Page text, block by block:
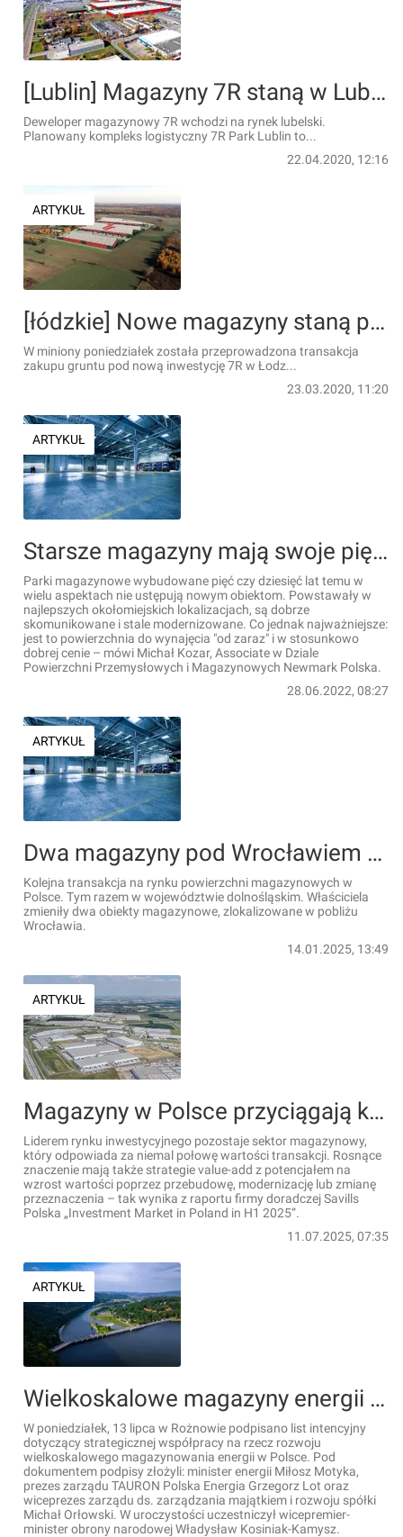
[Lublin] Magazyny 7R staną w Lublinie
Deweloper magazynowy 7R wchodzi na rynek lubelski.
Planowany kompleks logistyczny 7R Park Lublin to...
22.04.2020, 12:16
ARTYKUŁ
[łódzkie] Nowe magazyny staną pod Łodzią
W miniony poniedziałek została przeprowadzona transakcja
zakupu gruntu pod nową inwestycję 7R w Łodz...
23.03.2020, 11:20
ARTYKUŁ
Starsze magazyny mają swoje pięć minut
Parki magazynowe wybudowane pięć czy dziesięć lat temu w
wielu aspektach nie ustępują nowym obiektom. Powstawały w
najlepszych okołomiejskich lokalizacjach, są dobrze
skomunikowane i stale modernizowane. Co jednak najważniejsze:
jest to powierzchnia do wynajęcia "od zaraz" i w stosunkowo
dobrej cenie – mówi Michał Kozar, Associate w Dziale
Powierzchni Przemysłowych i Magazynowych Newmark Polska.
28.06.2022, 08:27
ARTYKUŁ
Dwa magazyny pod Wrocławiem zostały sprzedane
Kolejna transakcja na rynku powierzchni magazynowych w
Polsce. Tym razem w województwie dolnośląskim. Właściciela
zmieniły dwa obiekty magazynowe, zlokalizowane w pobliżu
Wrocławia.
14.01.2025, 13:49
ARTYKUŁ
Magazyny w Polsce przyciągają kapitał [RAPORT]
Liderem rynku inwestycyjnego pozostaje sektor magazynowy,
który odpowiada za niemal połowę wartości transakcji. Rosnące
znaczenie mają także strategie value-add z potencjałem na
wzrost wartości poprzez przebudowę, modernizację lub zmianę
przeznaczenia – tak wynika z raportu firmy doradczej Savills
Polska „Investment Market in Poland in H1 2025”.
11.07.2025, 07:35
ARTYKUŁ
Wielkoskalowe magazyny energii wzmocnią bezpieczeństwo [FILM]
W poniedziałek, 13 lipca w Rożnowie podpisano list intencyjny
dotyczący strategicznej współpracy na rzecz rozwoju
wielkoskalowego magazynowania energii w Polsce. Pod
dokumentem podpisy złożyli: minister energii Miłosz Motyka,
prezes zarządu TAURON Polska Energia Grzegorz Lot oraz
wiceprezes zarządu ds. zarządzania majątkiem i rozwoju spółki
Michał Orłowski. W uroczystości uczestniczył wicepremier-
minister obrony narodowej Władysław Kosiniak-Kamysz.